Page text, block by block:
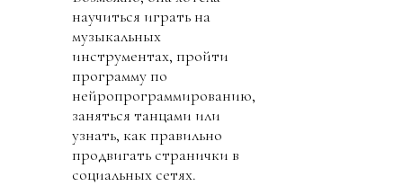
научиться играть на
музыкальных
инструментах, пройти
программу по
нейропрограммированию,
заняться танцами или
узнать, как правильно
продвигать странички в
социальных сетях.